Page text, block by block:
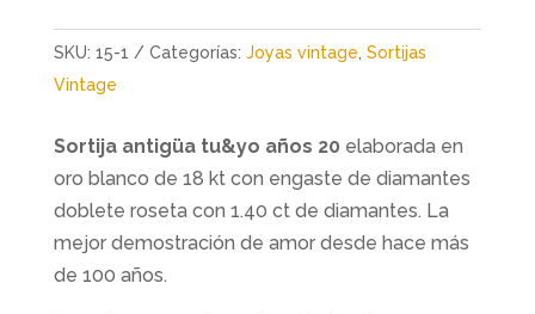
SKU: 15-1 Categorías: Joyas vintage Sortijas
Vintage
Sortija antigüa tu&yo años 20 elaborada en
oro blanco de 18 kt con engaste de diamantes
doblete roseta con 1.40 ct de diamantes. La
mejor demostración de amor desde hace más
de 100 años.